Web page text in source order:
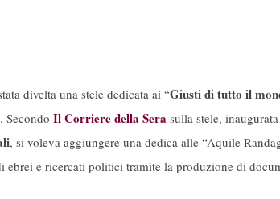
divelta una stele dedicata ai “Giusti di tutto il
Il Corriere della Sera sulla stele,
, si voleva aggiungere una dedica alle “Aquile
ebrei e ricercati politici tramite la produzione di